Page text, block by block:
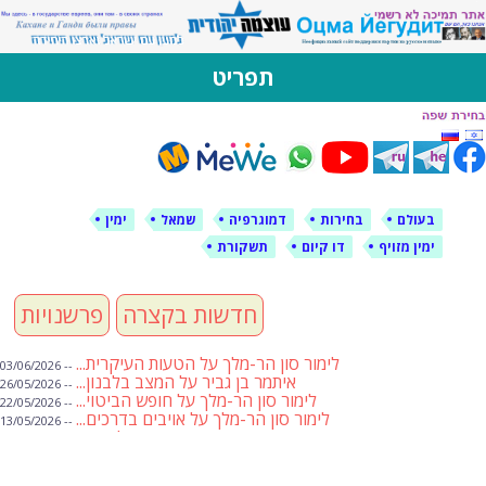
לימין עוצמה יהודית
אתר תמיכה ברוסית ובעברית
תפריט
דילוג
לתוכן
בעולם בחירות דמוגרפיה שמאל
ימין
ימין מזויף
דו קיום תשקורת
פרשנויות חדשות בקצרה
לימור סון הר-מלך על הטעות העיקרית... -- 03/06/2026
איתמר בן גביר על המצב בלבנון... -- 26/05/2026
לימור סון הר-מלך על חופש הביטוי... -- 22/05/2026
לימור סון הר-מלך על אויבים בדרכים... -- 13/05/2026
שבועת אמונים לדעאש